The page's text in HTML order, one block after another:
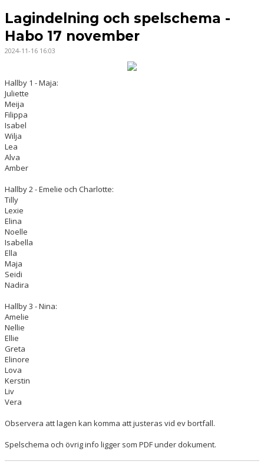
Lagindelning och spelschema -
Habo 17 november
2024-11-16 16:03
Hallby 1 - Maja:
Juliette
Meija
Filippa
Isabel
Wilja
Lea
Alva
Amber
Hallby 2 - Emelie och Charlotte:
Tilly
Lexie
Elina
Noelle
Isabella
Ella
Maja
Seidi
Nadira
Hallby 3 - Nina:
Amelie
Nellie
Ellie
Greta
Elinore
Lova
Kerstin
Liv
Vera
Observera att lagen kan komma att justeras vid ev bortfall.
Spelschema och övrig info ligger som PDF under dokument.